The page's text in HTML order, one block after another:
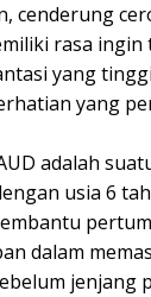
cenderung
rasa
yang
yang
adalah
usia 6
dalam
jenjang